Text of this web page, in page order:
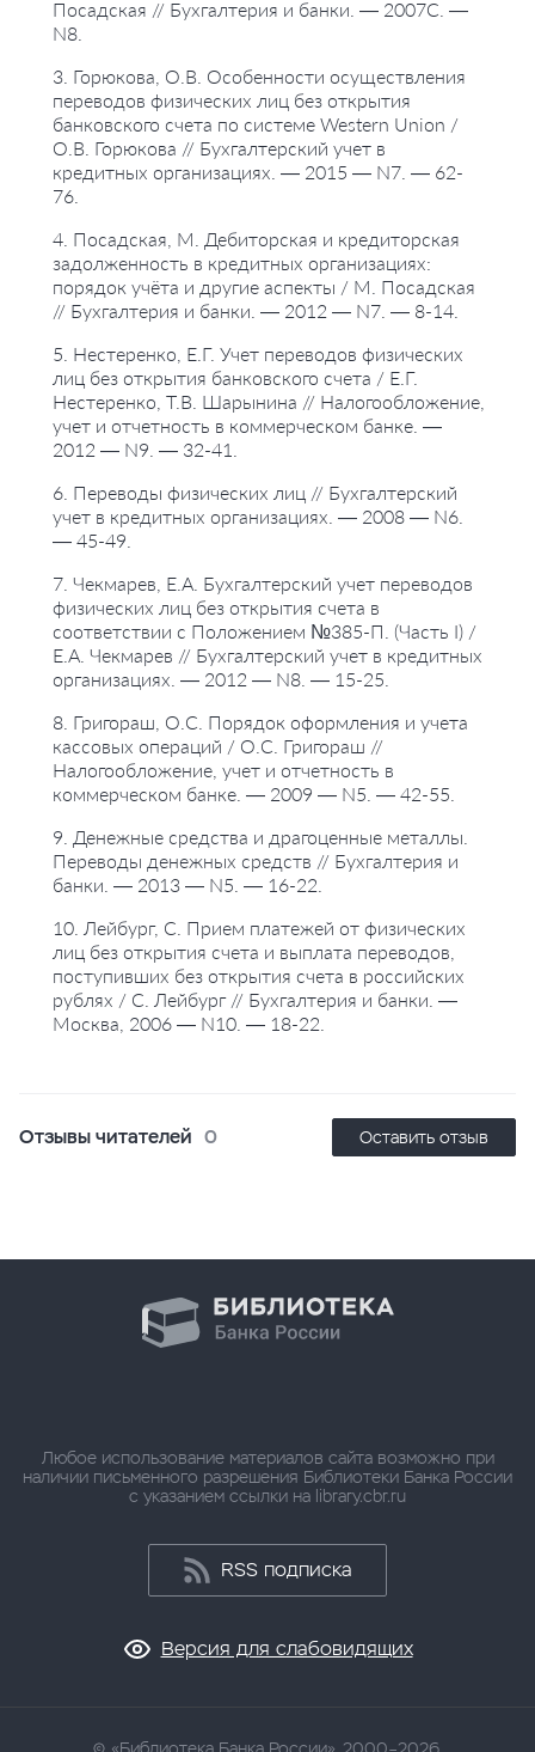
Посадская // Бухгалтерия и банки. — 2007C. —
N8.
3. Горюкова, О.В. Особенности осуществления
переводов физических лиц без открытия
банковского счета по системе Western Union /
О.В. Горюкова // Бухгалтерский учет в
кредитных организациях. — 2015 — N7. — 62-
76.
4. Посадская, М. Дебиторская и кредиторская
задолженность в кредитных организациях:
порядок учёта и другие аспекты / М. Посадская
// Бухгалтерия и банки. — 2012 — N7. — 8-14.
5. Нестеренко, Е.Г. Учет переводов физических
лиц без открытия банковского счета / Е.Г.
Нестеренко, Т.В. Шарынина // Налогообложение,
учет и отчетность в коммерческом банке. —
2012 — N9. — 32-41.
6. Переводы физических лиц // Бухгалтерский
учет в кредитных организациях. — 2008 — N6.
— 45-49.
7. Чекмарев, Е.А. Бухгалтерский учет переводов
физических лиц без открытия счета в
соответствии с Положением №385-П. (Часть I) /
Е.А. Чекмарев // Бухгалтерский учет в кредитных
организациях. — 2012 — N8. — 15-25.
8. Григораш, О.С. Порядок оформления и учета
кассовых операций / О.С. Григораш //
Налогообложение, учет и отчетность в
коммерческом банке. — 2009 — N5. — 42-55.
9. Денежные средства и драгоценные металлы.
Переводы денежных средств // Бухгалтерия и
банки. — 2013 — N5. — 16-22.
10. Лейбург, С. Прием платежей от физических
лиц без открытия счета и выплата переводов,
поступивших без открытия счета в российских
рублях / С. Лейбург // Бухгалтерия и банки. —
Москва, 2006 — N10. — 18-22.
Отзывы читателей 0 Оставить отзыв
Любое использование материалов сайта возможно при
наличии письменного разрешения Библиотеки Банка России
с указанием ссылки на library.cbr.ru
RSS подписка
Версия для слабовидящих